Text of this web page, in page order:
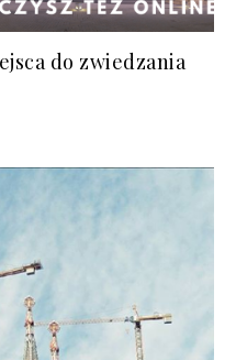
do zwiedzania